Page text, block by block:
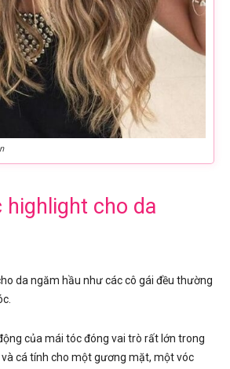
highlight cho da
da ngăm hầu như các cô gái đều thường
của mái tóc đóng vai trò rất lớn trong
cá tính cho một gương mặt, một vóc